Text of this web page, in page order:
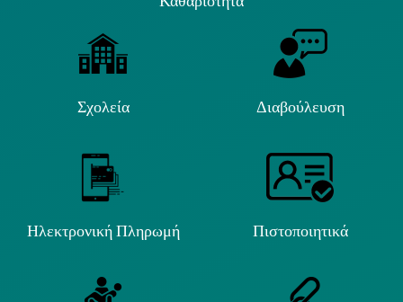
Σχολεία Διαβούλευση
Ηλεκτρονική Πληρωμή Πιστοποιητικά